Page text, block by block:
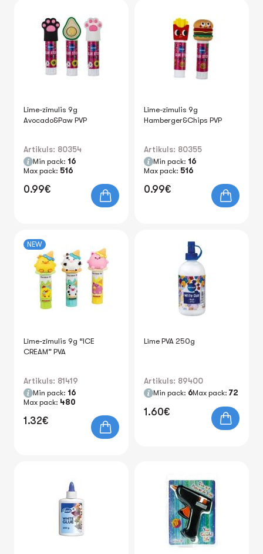
Līme-zīmulis 9g
Avoсado&Paw PVP
Artikuls: 80354
Min pack: 16
Max pack: 516
0.99€
Līme-zīmulis 9g
Hamberger&Chips PVP
Artikuls: 80355
Min pack: 16
Max pack: 516
0.99€
NEW
Līme-zīmulis 9g “ICE
CREAM” PVA
Artikuls: 81419
Min pack: 16
Max pack: 480
1.32€
Līme PVA 250g
Artikuls: 89400
Min pack: 6Max pack: 72
1.60€